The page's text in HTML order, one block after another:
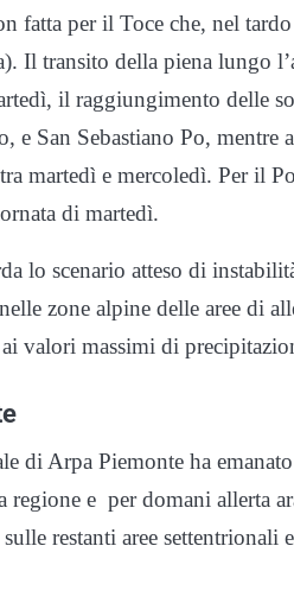
fatta per il Toce che, nel
Il transito della piena lungo
il raggiungimento delle
e San Sebastiano Po,
martedì e mercoledì. Per il
di martedì.
lo scenario atteso di
zone alpine delle aree di
valori massimi di
di Arpa Piemonte ha
regione e per domani allerta
restanti aree settentrionali